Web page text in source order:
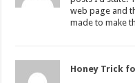
web page and
made to make
Honey Trick